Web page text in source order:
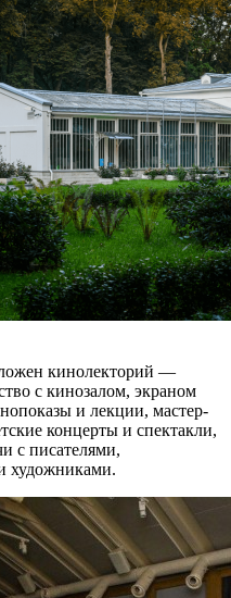
кинолекторий —
с кинозалом, экраном
и лекции, мастер-
концерты и спектакли,
с писателями,
художниками.